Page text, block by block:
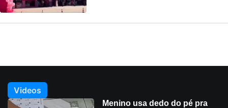
Videos
Menino usa dedo do pé pra